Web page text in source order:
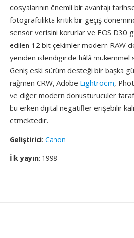
dosyalarının önemli bir avantajı
fotografcilikta kritik bir geçiş
sensör verisini korurlar ve EOS D30
edilen 12 bit çekimler modern RAW
yeniden islendiginde hâlâ mükemmel
Geniş eski sürüm desteği bir başka
rağmen CRW, Adobe Lightroom,
ve diğer modern donusturuculer
bu erken dijital negatifler erişebilir
etmektedir.
Geliştirici: Canon
İlk yayın: 1998